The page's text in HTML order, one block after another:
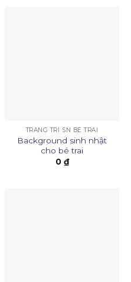
TRANG TRÍ SN BÉ TRAI
Background sinh nhật
cho bé trai
0 ₫